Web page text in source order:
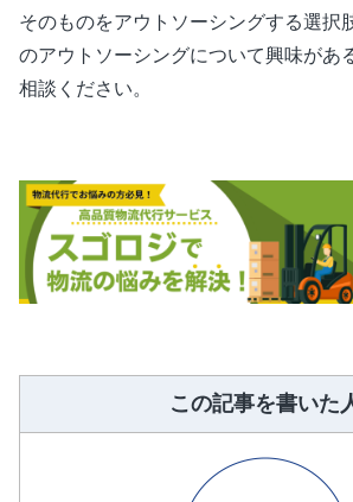
そのものをアウトソーシングする選択
のアウトソーシングについて興味があ
相談ください。
この記事を書いた